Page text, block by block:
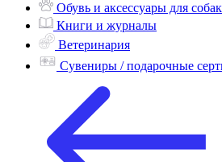
Обувь и аксессуары для собак
Книги и журналы
Ветеринария
Сувениры / подарочные